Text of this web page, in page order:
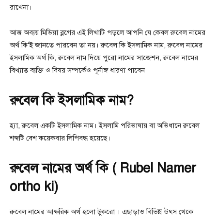
রাখেনা।
আজ অব্যয় মিডিয়া ব্লগের এই লিখাটি পড়লে আপনি যে কেবল রুবেল নামের
অর্থ কি‘ই জানতে পারবেন তা নয়। রুবেল কি ইসলামিক নাম, রুবেল নামের
ইসলামিক অর্থ কি, রুবেল নাম দিয়ে পুরো নামের সাজেশন, রুবেল নামের
বিখ্যাত ব্যক্তি ও বিষয় সম্পর্কেও পূর্নাঙ্গ ধারণা পাবেন।
রুবেল কি ইসলামিক নাম?
হ্যা, রুবেল একটি ইসলামিক নাম। ইসলামি পরিভাষায় বা অভিধানে রুবেল
শব্দটি বেশ কয়েকবার লিপিবদ্ধ হয়েছে।
রুবেল নামের অর্থ কি ( Rubel Namer
ortho ki)
রুবেল নামের আক্ষরিক অর্থ হলো টুকরো । এছাড়াও বিভিন্ন উৎস থেকে